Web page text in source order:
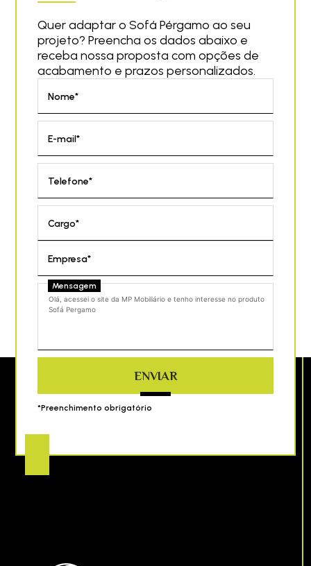
Quer adaptar o Sofá Pérgamo ao seu
projeto? Preencha os dados abaixo e
receba nossa proposta com opções de
acabamento e prazos personalizados.
Nome*
E-mail*
Telefone*
Cargo*
Empresa*
Mensagem
ENVIAR
*Preenchimento obrigatório